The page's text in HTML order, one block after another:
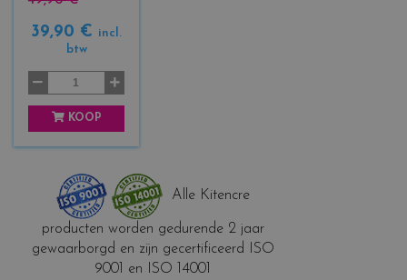
39,90 €
incl.
btw
KOOP
Alle Kitencre
producten worden gedurende 2 jaar
gewaarborgd en zijn gecertificeerd ISO
9001 en ISO 14001